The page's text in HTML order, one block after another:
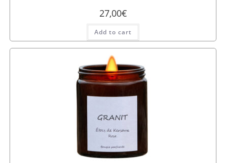
27,00€
Add to cart